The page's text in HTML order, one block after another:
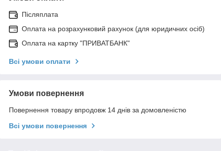
Післяплата
Оплата на розрахунковий рахунок (для юридичних осіб)
Оплата на картку "ПРИВАТБАНК"
Всі умови оплати
Умови повернення
Повернення товару впродовж 14 днів за домовленістю
Всі умови повернення